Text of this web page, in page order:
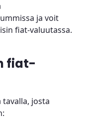
ja voit
fiat-valuutassa.
fiat-
josta